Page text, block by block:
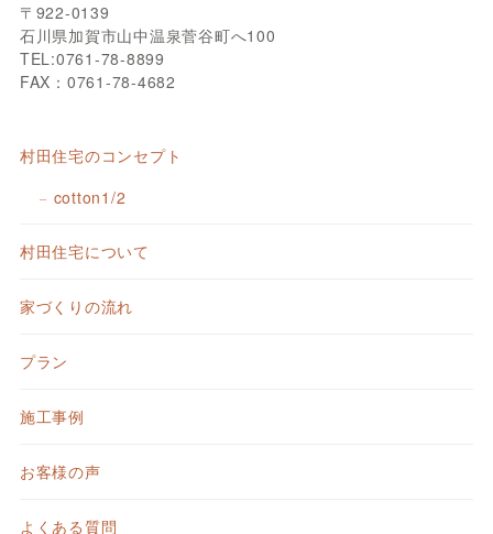
〒922-0139
石川県加賀市山中温泉菅谷町へ100
TEL:0761-78-8899
FAX：0761-78-4682
村田住宅のコンセプト
cotton1/2
村田住宅について
家づくりの流れ
プラン
施工事例
お客様の声
よくある質問